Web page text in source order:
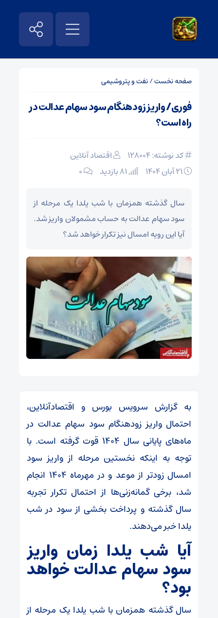
صفحه نخست/نفت و پتروشیمی
فوری/ واریز زودهنگام سود سهام عدالت در
راه است؟
کد نوشته: 128004
اقتصاد آنلاین
۰
سال گذشته همزمان با شب یلدا یک مرحله از
سود سهام عدالت به حساب مشمولان واریز شد.
آیا این رویه امسال نیز تکرار خواهد شد؟
به گزارش سرویس بورس و اقتصادآنلاین،
احتمال واریز زودهنگام سود سهام عدالت در
ماه‌های پایانی سال ۱۴۰۴ قوت گرفته است. با
توجه به اینکه نخستین مرحله از واریز سود
امسال زودتر از موعد و در مهرماه ۱۴۰۴ انجام
شد، برخی گمانه‌زنی‌ها از احتمال تکرار تجربه
سال گذشته و پرداخت بخشی از سود در شب
یلدا خبر می‌دهند.
آیا شب یلدا زمان واریز
سود سهام عدالت خواهد
بود؟
سال گذشته همزمان با شب یلدا یک مرحله از